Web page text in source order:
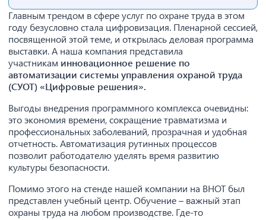
Главным трендом в сфере услуг по охране труда в этом
году безусловно стала цифровизация. Пленарной сессией,
посвященной этой теме, и открылась деловая программа
выставки. А наша компания представила
участникам инновационное решение по
автоматизации системы управления охраной труда
(СУОТ) «Цифровые решения».
Выгоды внедрения программного комплекса очевидны:
это экономия времени, сокращение травматизма и
профессиональных заболеваний, прозрачная и удобная
отчетность. Автоматизация рутинных процессов
позволит работодателю уделять время развитию
культуры безопасности.
Помимо этого на стенде нашей компании на ВНОТ был
представлен учебный центр. Обучение – важный этап
охраны труда на любом производстве. Где-то